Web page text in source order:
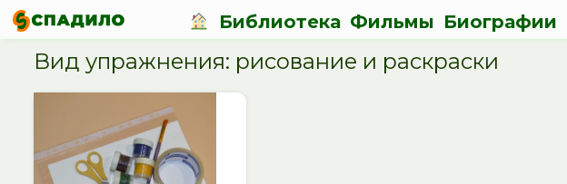
Библиотека Фильмы Биографии
Вид упражнения: рисование и раскраски